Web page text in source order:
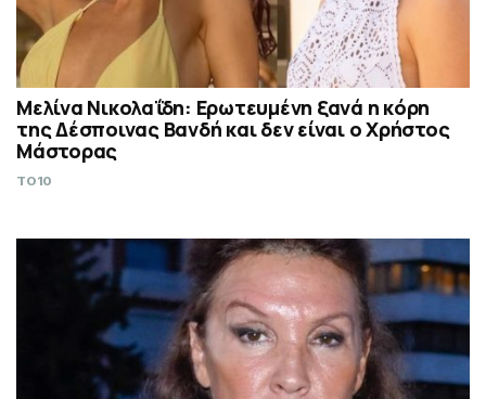
Μελίνα Νικολαΐδη: Ερωτευμένη ξανά η κόρη
της Δέσποινας Βανδή και δεν είναι ο Χρήστος
Μάστορας
TO10